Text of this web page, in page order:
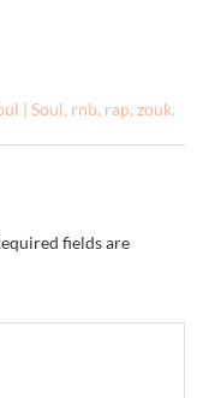
| Soul, rnb, rap, zouk.
fields are